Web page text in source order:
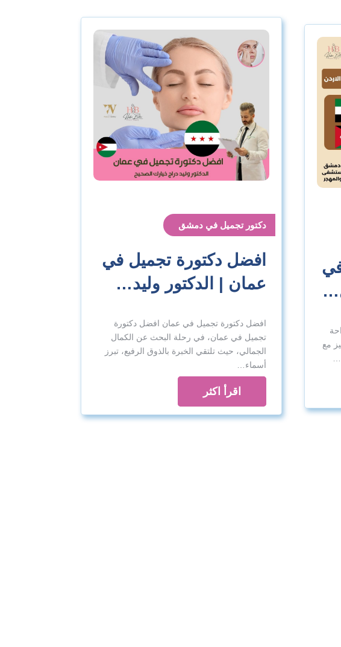
مع
دكتور تجميل في دمشق
افضل دكتورة تجميل في
عمان | الدكتور وليد…
افضل دكتورة تجميل في عمان افضل دكتورة
تجميل في عمان، في رحلة البحث عن الكمال
الجمالي، حيث تلتقي الخبرة بالذوق الرفيع، تبرز
أسماء…
اقرأ اكثر